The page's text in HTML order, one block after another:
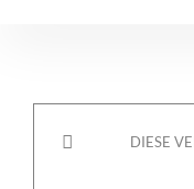
DIESE